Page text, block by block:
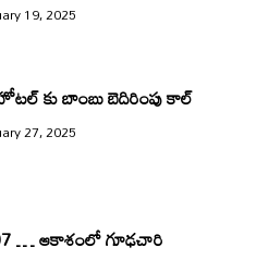
19, 2025
కు బాంబు బెదిరింపు కాల్
27, 2025
… ఆకాశంలో గూఢచారి